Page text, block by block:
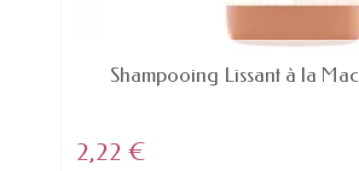
EN STOCK
Shampooing Lissant à la
2,22 €